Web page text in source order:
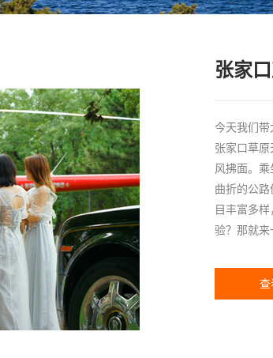
张家
今天我们
张家口草
风拂面。
曲折的公
目丰富多
验？那就来
查